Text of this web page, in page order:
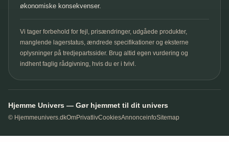
økonomiske konsekvenser.
Vi tager forbehold for fejl, prisændringer, udgåede produkter,
manglende lagerstatus, ændrede specifikationer og eksterne
oplysninger på tredjepartssider. Brug altid egen vurdering og
indhent faglig rådgivning, hvis du er i tvivl.
Hjemme Univers — Gør hjemmet til dit univers
© Hjemmeunivers.dkOmPrivatlivCookiesAnnonceinfoSitemap